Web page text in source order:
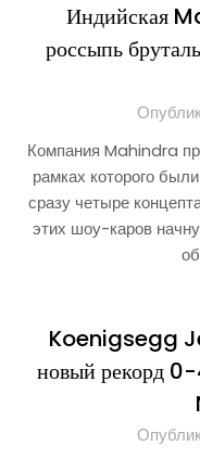
Индийская
россыпь
Компания Mahindra
рамках которого
сразу четыре
этих шоу-каров
Koenigsegg
новый рекорд